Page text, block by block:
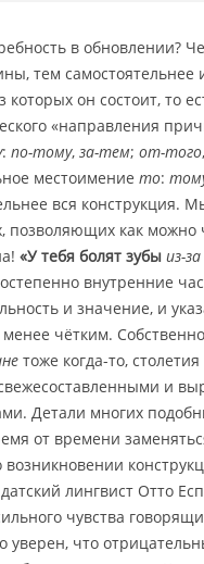
в обновлении?
тем самостоятельнее
которых он состоит, то
«направления
: по-тому, за-тем; от-того,
местоимение то:
вся конструкция.
позволяющих как можно
«У тебя болят зубы из-
внутренние
и значение, и
менее чётким.
тоже когда-то,
и
Детали многих
от времени
возникновении
лингвист Отто
чувства
уверен, что